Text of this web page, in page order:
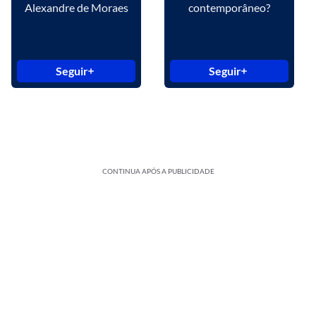
Alexandre de Moraes
Seguir
contemporâneo?
Seguir
CONTINUA APÓS A PUBLICIDADE